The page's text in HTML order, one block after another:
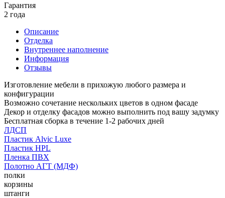
Гарантия
2 года
Описание
Отделка
Внутреннее наполнение
Информация
Отзывы
Изготовление мебели в прихожую любого размера и
конфигурации
Возможно сочетание нескольких цветов в одном фасаде
Декор и отделку фасадов можно выполнить под вашу задумку
Бесплатная сборка в течение 1-2 рабочих дней
ЛДСП
Пластик Alvic Luxe
Пластик HPL
Пленка ПВХ
Полотно АГТ (МДФ)
полки
корзины
штанги